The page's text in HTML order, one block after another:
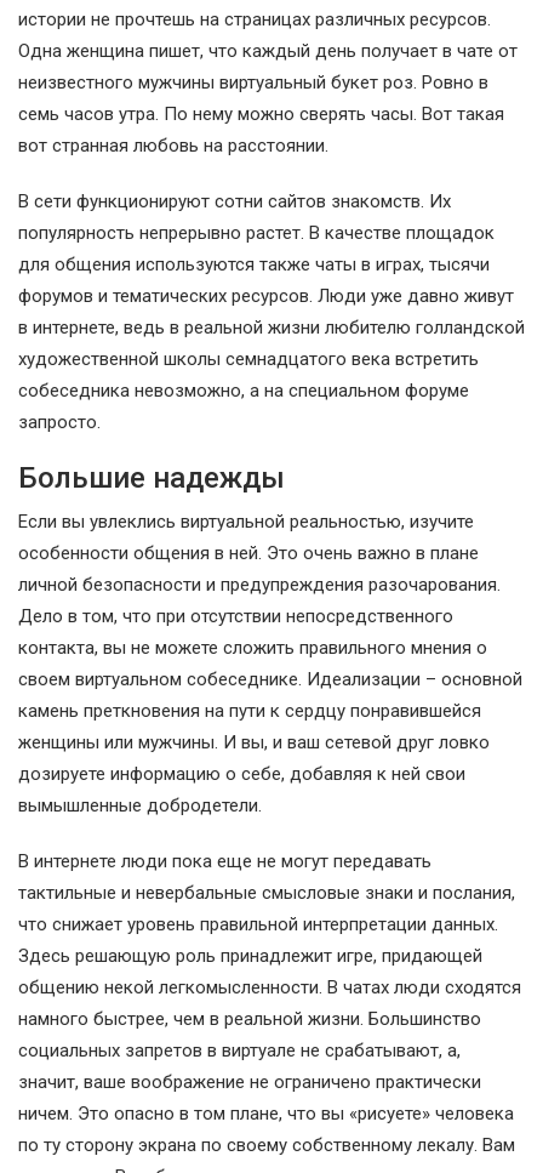
истории не прочтешь на страницах различных ресурсов.
Одна женщина пишет, что каждый день получает в чате от
неизвестного мужчины виртуальный букет роз. Ровно в
семь часов утра. По нему можно сверять часы. Вот такая
вот странная любовь на расстоянии.
В сети функционируют сотни сайтов знакомств. Их
популярность непрерывно растет. В качестве площадок
для общения используются также чаты в играх, тысячи
форумов и тематических ресурсов. Люди уже давно живут
в интернете, ведь в реальной жизни любителю голландской
художественной школы семнадцатого века встретить
собеседника невозможно, а на специальном форуме
запросто.
Большие надежды
Если вы увлеклись виртуальной реальностью, изучите
особенности общения в ней. Это очень важно в плане
личной безопасности и предупреждения разочарования.
Дело в том, что при отсутствии непосредственного
контакта, вы не можете сложить правильного мнения о
своем виртуальном собеседнике. Идеализации – основной
камень преткновения на пути к сердцу понравившейся
женщины или мужчины. И вы, и ваш сетевой друг ловко
дозируете информацию о себе, добавляя к ней свои
вымышленные добродетели.
В интернете люди пока еще не могут передавать
тактильные и невербальные смысловые знаки и послания,
что снижает уровень правильной интерпретации данных.
Здесь решающую роль принадлежит игре, придающей
общению некой легкомысленности. В чатах люди сходятся
намного быстрее, чем в реальной жизни. Большинство
социальных запретов в виртуале не срабатывают, а,
значит, ваше воображение не ограничено практически
ничем. Это опасно в том плане, что вы «рисуете» человека
по ту сторону экрана по своему собственному лекалу. Вам